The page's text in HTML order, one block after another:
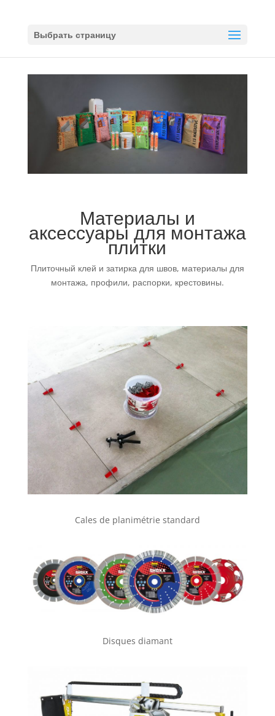
Выбрать страницу
Материалы и
аксессуары для монтажа
плитки
Плиточный клей и затирка для швов, материалы для
монтажа, профили, распорки, крестовины.
Cales de planimétrie standard
Disques diamant